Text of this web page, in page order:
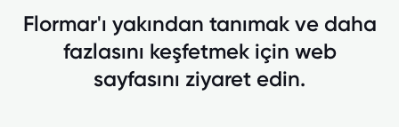
Flormar'ı yakından tanımak ve daha
fazlasını keşfetmek için web
sayfasını ziyaret edin.